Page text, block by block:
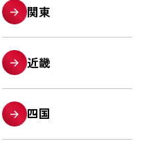
関東
近畿
四国